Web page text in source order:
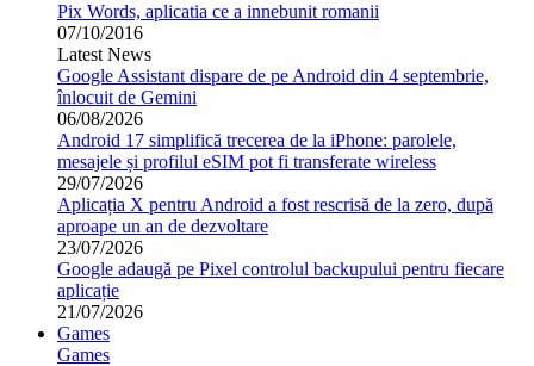
Pix Words, aplicatia ce a innebunit romanii
07/10/2016
Latest News
Google Assistant dispare de pe Android din 4 septembrie,
înlocuit de Gemini
06/08/2026
Android 17 simplifică trecerea de la iPhone: parolele,
mesajele și profilul eSIM pot fi transferate wireless
29/07/2026
Aplicația X pentru Android a fost rescrisă de la zero, după
aproape un an de dezvoltare
23/07/2026
Google adaugă pe Pixel controlul backupului pentru fiecare
aplicație
21/07/2026
Games
Games